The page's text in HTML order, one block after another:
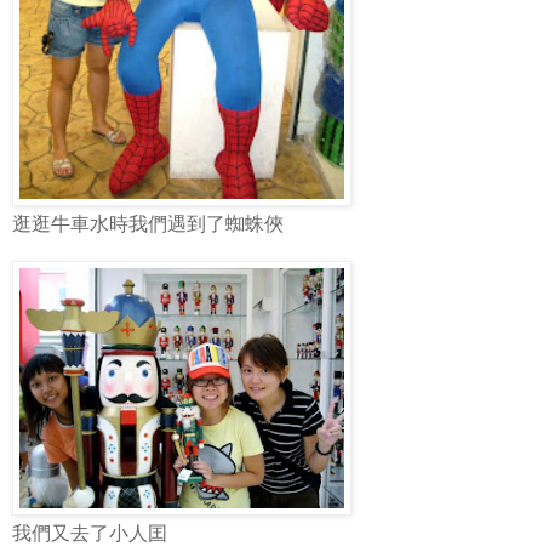
逛逛牛車水時我們遇到了蜘蛛俠
我們又去了小人囯